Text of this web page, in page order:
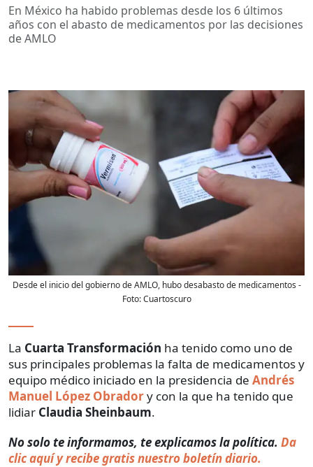
En México ha habido problemas desde los 6 últimos
años con el abasto de medicamentos por las decisiones
de AMLO
Desde el inicio del gobierno de AMLO, hubo desabasto de medicamentos -
Foto:Cuartoscuro
La Cuarta Transformación ha tenido como uno de
sus principales problemas la falta de medicamentos y
equipo médico iniciado en la presidencia de Andrés
Manuel López Obradory con la que ha tenido que
lidiar Claudia Sheinbaum.
No solo te informamos, te explicamos la política. Da
clic aquí y recibe gratis nuestro boletín diario.